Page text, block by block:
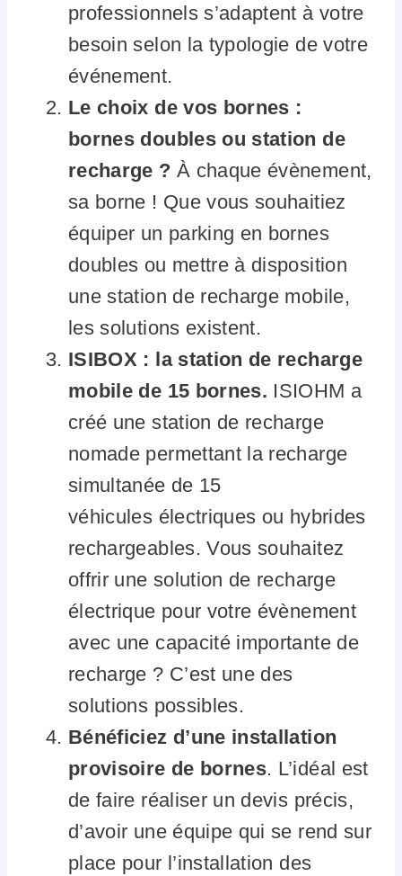
professionnels s’adaptent à votre
besoin selon la typologie de votre
événement.
Le choix de vos bornes :
bornes doubles ou station de
recharge ? À chaque évènement,
sa borne ! Que vous souhaitiez
équiper un parking en bornes
doubles ou mettre à disposition
une station de recharge mobile,
les solutions existent.
ISIBOX : la station de recharge
mobile de 15 bornes. ISIOHM a
créé une station de recharge
nomade permettant la recharge
simultanée de 15
véhicules électriques ou hybrides
rechargeables. Vous souhaitez
offrir une solution de recharge
électrique pour votre évènement
avec une capacité importante de
recharge ? C’est une des
solutions possibles.
Bénéficiez d’une installation
provisoire de bornes. L’idéal est
de faire réaliser un devis précis,
d’avoir une équipe qui se rend sur
place pour l’installation des